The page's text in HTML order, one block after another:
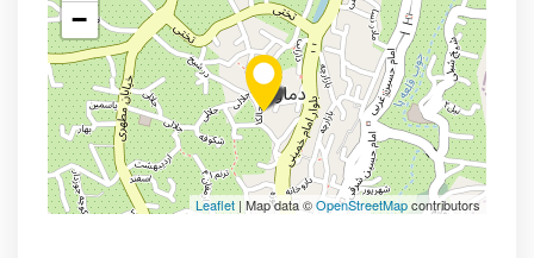
−
Leaflet | Map data ©OpenStreetMapcontributors